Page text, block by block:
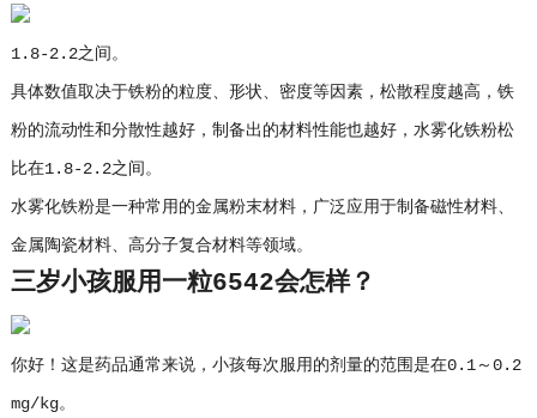
1.8-2.2之间。
具体数值取决于铁粉的粒度、形状、密度等因素，松散程度越高，铁
粉的流动性和分散性越好，制备出的材料性能也越好，水雾化铁粉松
比在1.8-2.2之间。
水雾化铁粉是一种常用的金属粉末材料，广泛应用于制备磁性材料、
金属陶瓷材料、高分子复合材料等领域。
三岁小孩服用一粒6542会怎样？
你好！这是药品通常来说，小孩每次服用的剂量的范围是在0.1～0.2
mg/kg。